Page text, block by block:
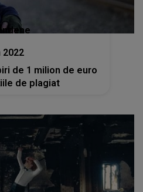
2022
de 1 milion de euro
de plagiat